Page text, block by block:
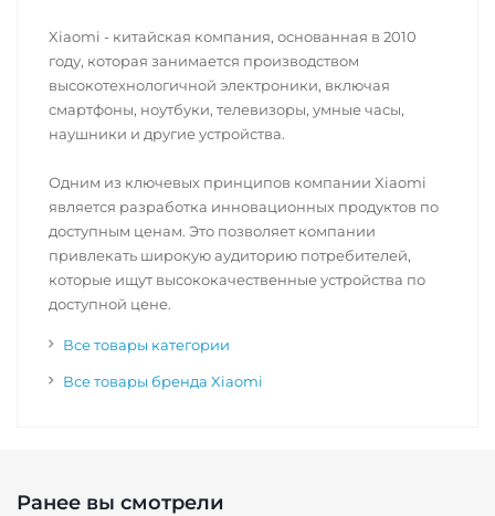
Xiaomi - китайская компания, основанная в 2010
году, которая занимается производством
высокотехнологичной электроники, включая
смартфоны, ноутбуки, телевизоры, умные часы,
наушники и другие устройства.
Одним из ключевых принципов компании Xiaomi
является разработка инновационных продуктов по
доступным ценам. Это позволяет компании
привлекать широкую аудиторию потребителей,
которые ищут высококачественные устройства по
доступной цене.
Все товары категории
Все товары бренда Xiaomi
Ранее вы смотрели